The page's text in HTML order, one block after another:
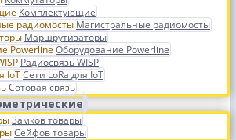
Комплектующие
Магистральные радиомосты
Маршрутизаторы
Оборудование Powerline
Радиосвязь WISP
Сети LoRa для IoT
Сотовая связь
Замков товары
Сейфов товары